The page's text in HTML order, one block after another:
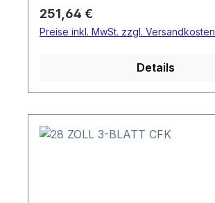
Regulärer Preis:
251,64 €
Preise inkl. MwSt. zzgl. Versandkosten
Details